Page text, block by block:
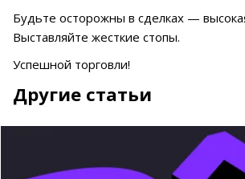
Будьте осторожны в сделках —
Выставляйте жесткие стопы.
Успешной торговли!
Другие статьи